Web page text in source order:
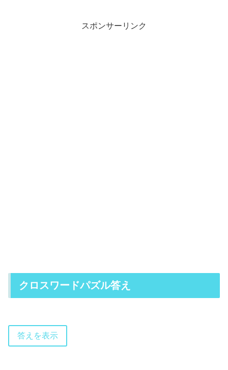
スポンサーリンク
クロスワードパズル答え
答えを表示